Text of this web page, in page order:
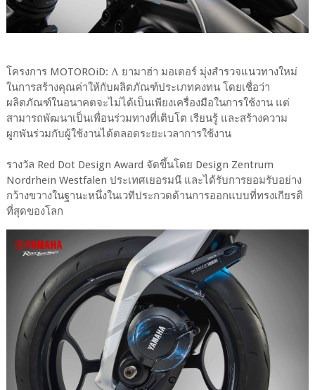
โครงการ MOTOROiD: Λ ยามาฮ่า มอเตอร์ มุ่งสำรวจแนวทางใหม่
ในการสร้างคุณค่าให้กับผลิตภัณฑ์ประเภทคงทน โดยเชื่อว่า
ผลิตภัณฑ์ในอนาคตจะไม่ได้เป็นเพียงเครื่องมือในการใช้งาน แต่
สามารถพัฒนาเป็นเพื่อนร่วมทางที่เติบโต เรียนรู้ และสร้างความ
ผูกพันร่วมกับผู้ใช้งานได้ตลอดระยะเวลาการใช้งาน
รางวัล Red Dot Design Award จัดขึ้นโดย Design Zentrum
Nordrhein Westfalen ประเทศเยอรมนี และได้รับการยอมรับอย่าง
กว้างขวางในฐานะหนึ่งในเวทีประกวดด้านการออกแบบที่ทรงเกียรติ
ที่สุดของโลก